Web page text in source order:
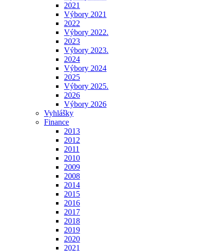
2021
Výbory 2021
2022
Výbory 2022.
2023
Výbory 2023.
2024
Výbory 2024
2025
Výbory 2025.
2026
Výbory 2026
Vyhlášky
Finance
2013
2012
2011
2010
2009
2008
2014
2015
2016
2017
2018
2019
2020
2021